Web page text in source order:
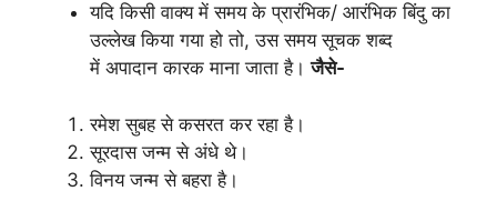
यदि किसी वाक्य में समय के प्रारंभिक/ आरंभिक बिंदु का
उल्लेख किया गया हो तो, उस समय सूचक शब्द
में अपादान कारक माना जाता है।जैसे-
रमेश सुबह से कसरत कर रहा है।
सूरदास जन्म से अंधे थे।
विनय जन्म से बहरा है।